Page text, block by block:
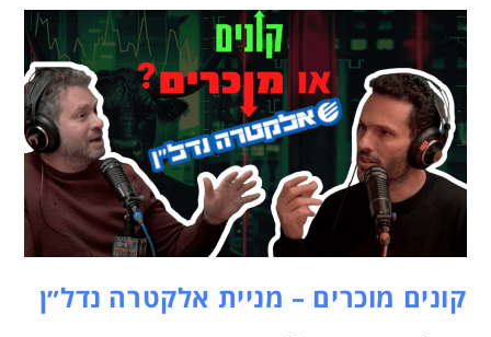
קונים מוכרים – מניית אלקטרה נדל״ן